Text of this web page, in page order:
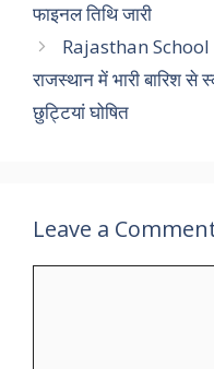
फाइनल तिथि जारी
Rajasthan
राजस्थान में भारी बारिश
छुट्टियां घोषित
Leave a